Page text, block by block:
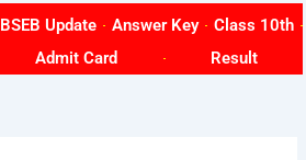
BSEB Update Answer Key
Class 10th
Admit Card Result